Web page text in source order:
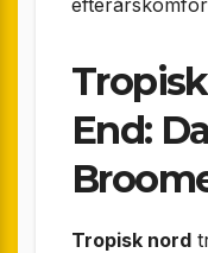
End:
Tropisk nord